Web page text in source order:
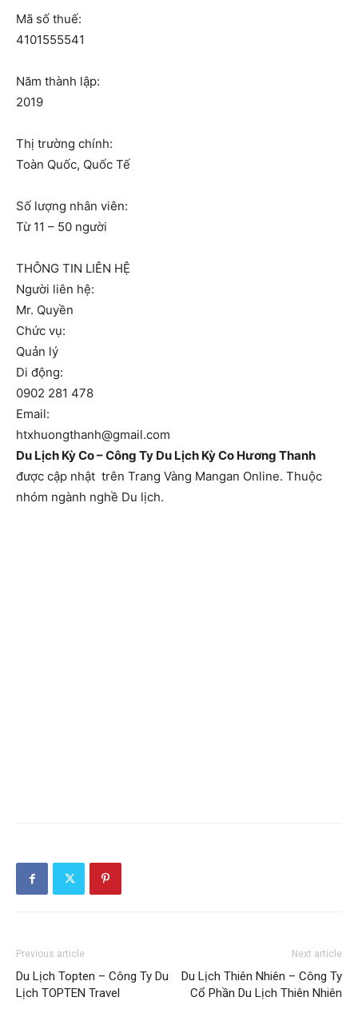
Mã số thuế:
4101555541
Năm thành lập:
2019
Thị trường chính:
Toàn Quốc, Quốc Tế
Số lượng nhân viên:
Từ 11 – 50 người
THÔNG TIN LIÊN HỆ
Người liên hệ:
Mr. Quyền
Chức vụ:
Quản lý
Di động:
0902 281 478
Email:
htxhuongthanh@gmail.com
Du Lịch Kỳ Co – Công Ty Du Lịch Kỳ Co Hương Thanh
được cập nhật trên Trang Vàng Mangan Online. Thuộc
nhóm ngành nghề Du lịch.
Previous article
Du Lịch Topten – Công Ty Du
Lịch TOPTEN Travel
Next article
Du Lịch Thiên Nhiên – Công Ty
Cổ Phần Du Lịch Thiên Nhiên